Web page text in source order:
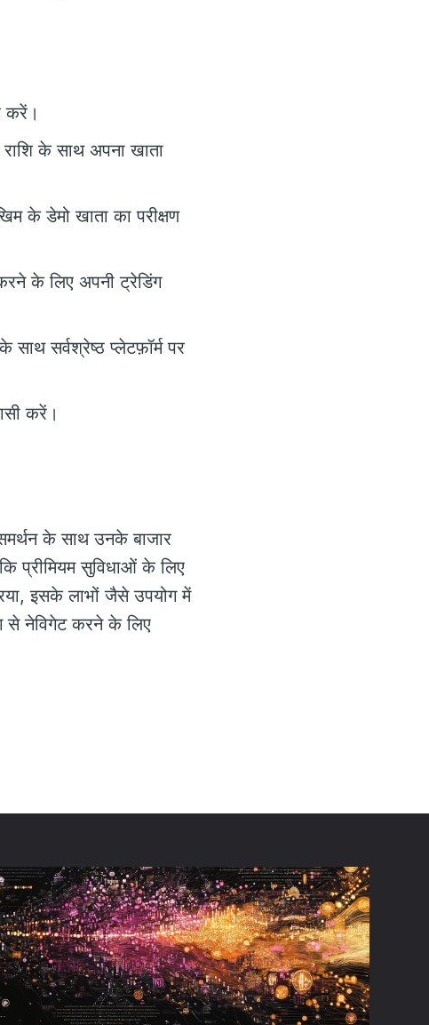
करें।
के साथ अपना खाता
के डेमो खाता का परीक्षण
के लिए अपनी ट्रेडिंग
साथ सर्वश्रेष्ठ प्लेटफ़ॉर्म पर
करें।
के साथ उनके बाजार
प्रीमियम सुविधाओं के लिए
इसके लाभों जैसे उपयोग में
से नेविगेट करने के लिए